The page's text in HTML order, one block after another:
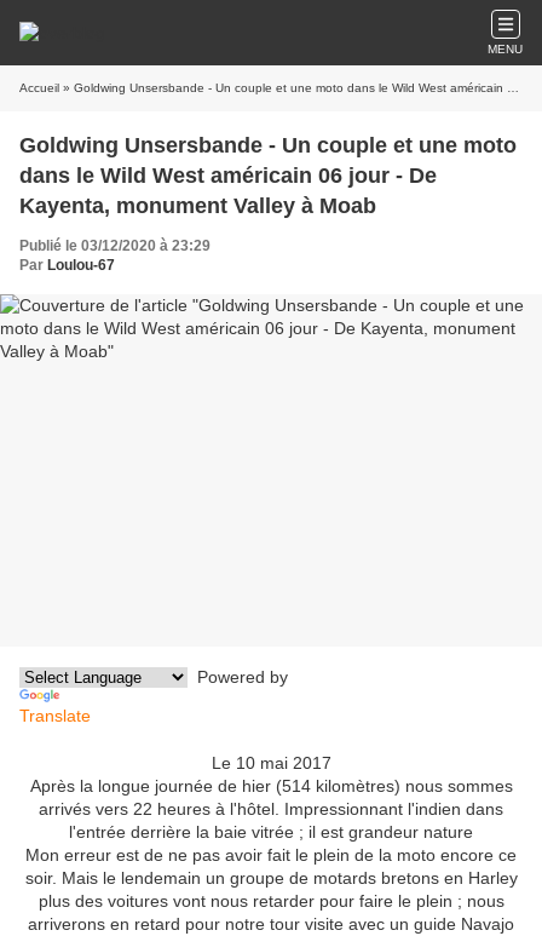
MENU
Accueil » Goldwing Unsersbande - Un couple et une moto dans le Wild West américain 06 jour - De Kayenta, monument Valley à Moab
Goldwing Unsersbande - Un couple et une moto
dans le Wild West américain 06 jour - De
Kayenta, monument Valley à Moab
Publié le 03/12/2020 à 23:29
Par Loulou-67
Powered by
Translate
Le 10 mai 2017
Après la longue journée de hier (514 kilomètres) nous sommes
arrivés vers 22 heures à l'hôtel. Impressionnant l'indien dans
l'entrée derrière la baie vitrée ; il est grandeur nature
Mon erreur est de ne pas avoir fait le plein de la moto encore ce
soir. Mais le lendemain un groupe de motards bretons en Harley
plus des voitures vont nous retarder pour faire le plein ; nous
arriverons en retard pour notre tour visite avec un guide Navajo